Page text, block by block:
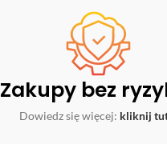
Zakupy bez
Dowiedz się więcej: kliknij